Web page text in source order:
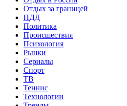
Отдых за границей
ПДД
Политика
Происшествия
Психология
Рынки
Сериалы
Спорт
ТВ
Теннис
Технологии